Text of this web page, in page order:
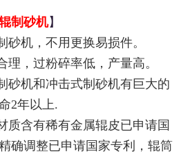
制砂机】
砂机，不用更换易损件。
理，过粉碎率低，产量高。
砂机和冲击式制砂机有巨大的
2年以上.
质含有稀有金属辊皮已申请国
确调整已申请国家专利，辊筒